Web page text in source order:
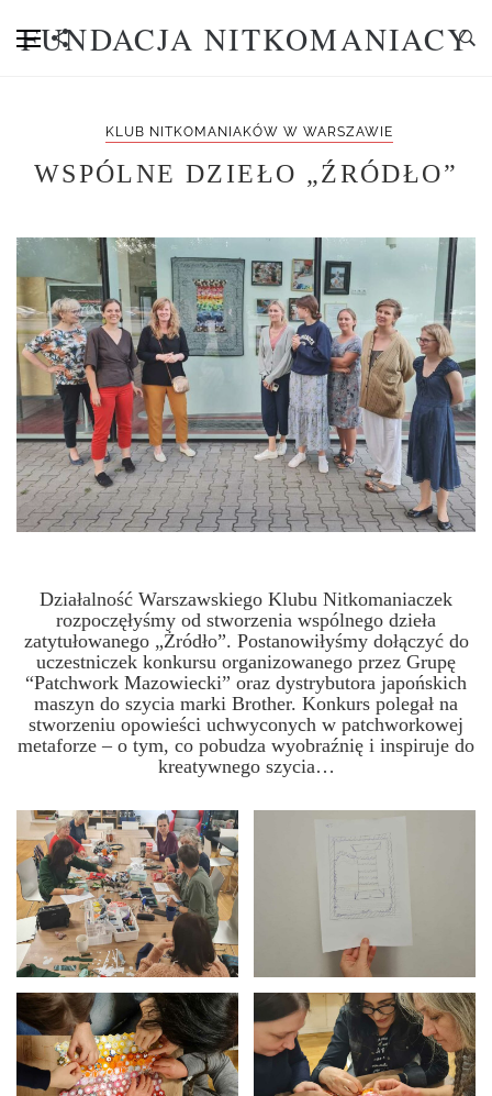
FUNDACJA NITKOMANIACY
KLUB NITKOMANIAKÓW W WARSZAWIE
WSPÓLNE DZIEŁO „ŹRÓDŁO”
Działalność Warszawskiego Klubu Nitkomaniaczek
rozpoczęłyśmy od stworzenia wspólnego dzieła
zatytułowanego „Żródło”. Postanowiłyśmy dołączyć do
uczestniczek konkursu organizowanego przez Grupę
“Patchwork Mazowiecki” oraz dystrybutora japońskich
maszyn do szycia marki Brother. Konkurs polegał na
stworzeniu opowieści uchwyconych w patchworkowej
metaforze – o tym, co pobudza wyobraźnię i inspiruje do
kreatywnego szycia…